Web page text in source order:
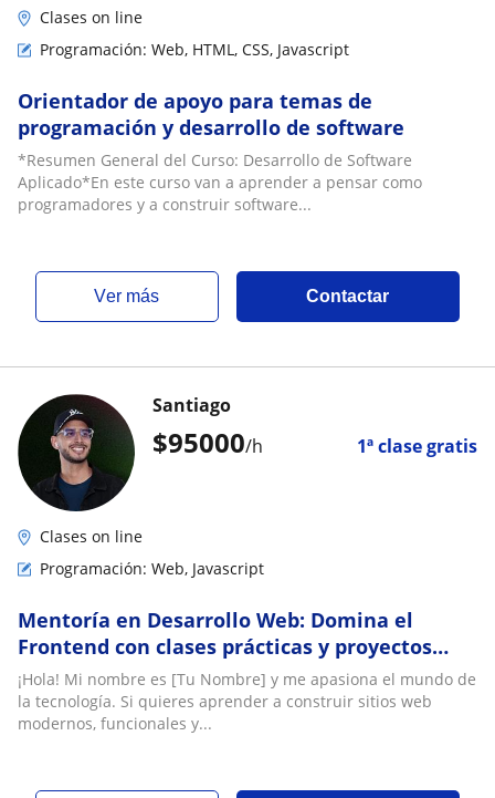
Clases on line
Programación: Web, HTML, CSS, Javascript
Orientador de apoyo para temas de
programación y desarrollo de software
*Resumen General del Curso: Desarrollo de Software
Aplicado*En este curso van a aprender a pensar como
programadores y a construir software...
ver más Contactar
$95000/h 1ª clase gratis
Santiago
Clases on line
Programación: Web, Javascript
Mentoría en Desarrollo Web: Domina el
Frontend con clases prácticas y proyectos
reales
¡Hola! Mi nombre es [Tu Nombre] y me apasiona el mundo de
la tecnología. Si quieres aprender a construir sitios web
modernos, funcionales y...